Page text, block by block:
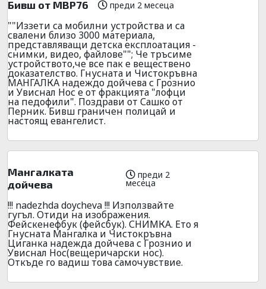
Бивш от МВР76 преди 2 месеца
""Иззети са мобилни устройства и са
свалени близо 3000 материала,
представляващи детска експлоатация -
снимки, видео, файлове""; Че тръсиме
устройството,че все пак е веществено
доказателство. Гнусната и Чистокръвна
МАНГАЛКА надеждо дойчева с Грознио
и Увиснал Нос е от фракцията "лофци
на педофили". Поздрави от Сашко от
Перник. Бивш граничен полицай и
настоящ евангелист.
Мангалката
дойчева
преди 2
месеца
!!! nadezhda doycheva !!! Използвайте
гугъл. Отиди на изображения.
Фейскенефбук (фейсбук). СНИМКА. Ето я
Гнусната Мангалка и Чистокръвна
Циганка надежда дойчева с Грознио и
Увиснал Нос(вещеричарски нос).
Откъде го вадиш това самочувствие.